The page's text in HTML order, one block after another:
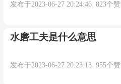
发布于2023-06-27 20:24:46 823个赞
水磨工夫是什么意思
发布于2023-06-27 20:23:13 955个赞